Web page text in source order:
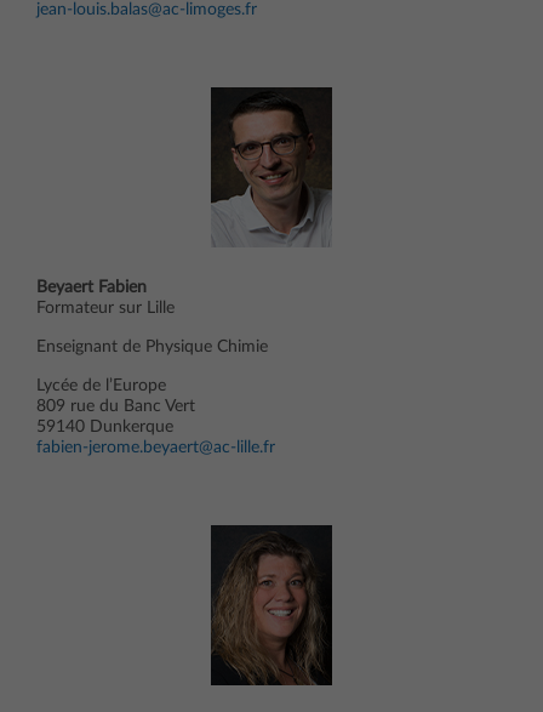
jean-louis.balas@ac-limoges.fr
Beyaert Fabien
Formateur sur Lille
Enseignant de Physique Chimie
Lycée de l’Europe
809 rue du Banc Vert
59140 Dunkerque
fabien-jerome.beyaert@ac-lille.fr